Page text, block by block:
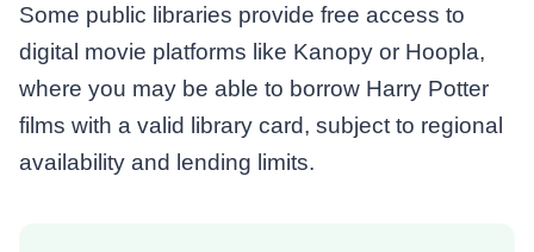
Some public libraries provide free access to
digital movie platforms like Kanopy or Hoopla,
where you may be able to borrow Harry Potter
films with a valid library card, subject to regional
availability and lending limits.